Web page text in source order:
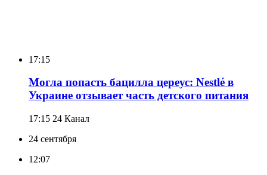
17:15
Могла попасть бацилла цереус: Nestlé в
Украине отзывает часть детского питания
17:15 24 Канал
24 сентября
12:07